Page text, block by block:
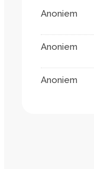
Anoniem
Anoniem
Anoniem